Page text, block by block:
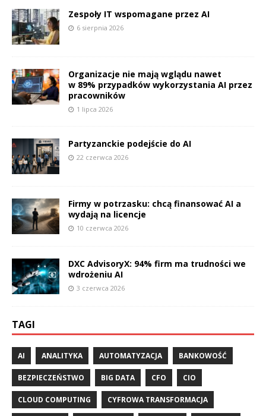
Zespoły IT wspomagane przez AI
6 sierpnia 2026
Organizacje nie mają wglądu nawet
w 89% przypadków wykorzystania AI przez
pracowników
1 lipca 2026
Partyzanckie podejście do AI
22 czerwca 2026
Firmy w potrzasku: chcą finansować AI a
wydają na licencje
10 czerwca 2026
DXC AdvisoryX: 94% firm ma trudności we
wdrożeniu AI
3 czerwca 2026
TAGI
AI ANALITYKA AUTOMATYZACJA BANKOWOŚĆ
BEZPIECZEŃSTWO BIG DATA CFO CIO
CLOUD COMPUTING CYFROWA TRANSFORMACJA